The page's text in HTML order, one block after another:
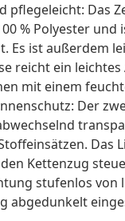
pflegeleicht: Das
% Polyester und
Es ist außerdem
reicht ein leichtes
mit einem
Der
Das
Kettenzug
stufenlos von
abgedunkelt